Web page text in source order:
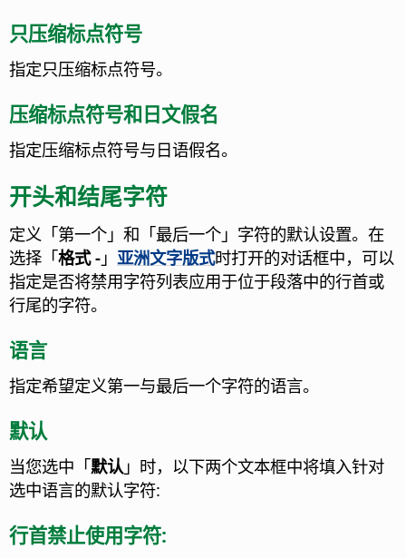
只压缩标点符号
指定只压缩标点符号。
压缩标点符号和日文假名
指定压缩标点符号与日语假名。
开头和结尾字符
定义「第一个」和「最后一个」字符的默认设置。在
选择「格式 - 」 亚洲文字版式时打开的对话框中，可以
指定是否将禁用字符列表应用于位于段落中的行首或
行尾的字符。
语言
指定希望定义第一与最后一个字符的语言。
默认
当您选中「默认」时，以下两个文本框中将填入针对
选中语言的默认字符:
行首禁止使用字符: